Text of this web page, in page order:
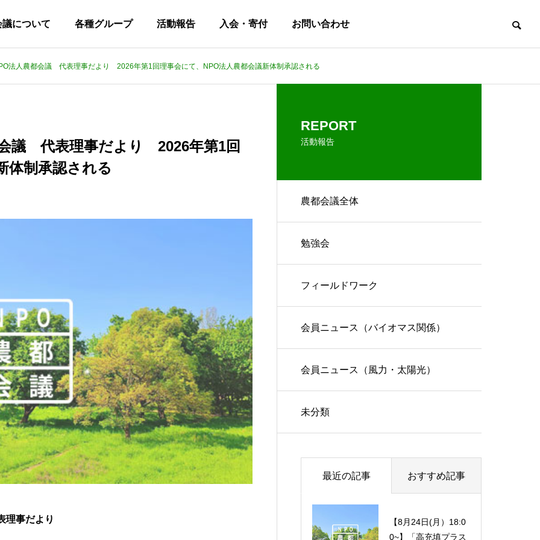
議について 各種グループ 活動報告 入会・寄付 お問い合わせ
人農都会議 代表理事だより 2026年第1回理事会にて、NPO法人農都会議新体制承認される
議 代表理事だより 2026年第1回
体制承認される
理事だより
REPORT
活動報告
農都会議全体
勉強会
フィールドワーク
会員ニュース（バイオマス関係）
会員ニュース（風力・太陽光）
未分類
最近の記事 おすすめ記事
【8月24日(月）18:0
0~】「高充填プラス
政策提言・2025年
提言募集中（ 募集期